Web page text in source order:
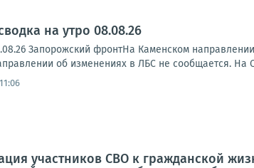
на утро 08.08.26
Запорожский фронтНа Каменском
об изменениях в ЛБС не сообщается. На
участников СВО к гражданской